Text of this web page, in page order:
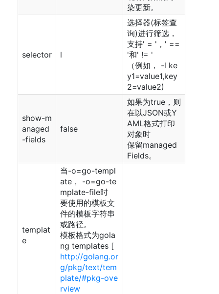
染更新。
selector l
选择器(标签查
询)进行筛选，
支持' = '，' ==
'和' != '
（例如， -l ke
y1=value1,key
2=value2)
show-m
anaged
-fields
false
如果为true，则
在以JSON或Y
AML格式打印
对象时
保留managed
Fields。
templat
e
当-o=go-templ
ate， -o=go-te
mplate-file时
要使用的模板文
件的模板字符串
或路径。
模板格式为gola
ng templates [
http://golang.or
g/pkg/text/tem
plate/#pkg-ove
rview